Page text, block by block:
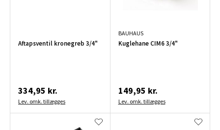
Aftapsventil kronegreb 3/4"
334,95 kr.
Lev. omk. tillægges
BAUHAUS
Kuglehane CIM6 3/4"
149,95 kr.
Lev. omk. tillægges